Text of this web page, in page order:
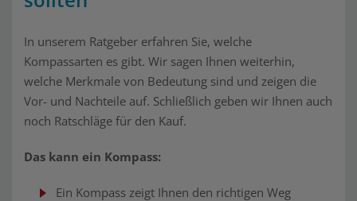
In unserem Ratgeber erfahren Sie, welche
Kompassarten es gibt. Wir sagen Ihnen weiterhin,
welche Merkmale von Bedeutung sind und zeigen die
Vor- und Nachteile auf. Schließlich geben wir Ihnen auch
noch Ratschläge für den Kauf.
Das kann ein Kompass:
Ein Kompass zeigt Ihnen den richtigen Weg